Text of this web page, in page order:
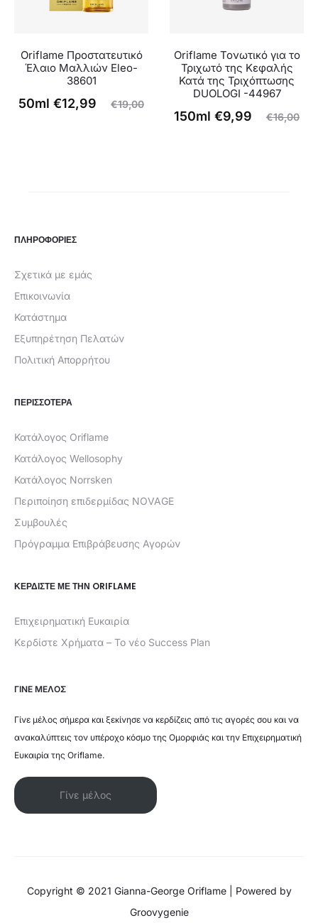
Oriflame Προστατευτικό
Έλαιο Μαλλιών Eleo-
38601
€19,00
Original
€12,99
Η
50ml
Oriflame Τονωτικό για το
Τριχωτό της Κεφαλής
Κατά της Τριχόπτωσης
DUOLOGI -44967
€16,00
Original
€9,99
Η
150ml
ΠΛΗΡΟΦΟΡΙΕΣ
Σχετικά με εμάς
Επικοινωνία
Κατάστημα
Εξυπηρέτηση Πελατών
Πολιτική Απορρήτου
ΠΕΡΙΣΣΟΤΕΡΑ
Κατάλογος Oriflame
Κατάλογος Wellosophy
Κατάλογος Norrsken
Περιποίηση επιδερμίδας NOVAGE
Συμβουλές
Πρόγραμμα Επιβράβευσης Αγορών
ΚΕΡΔΊΣΤΕ ΜΕ ΤΗΝ ORIFLAME
Επιχειρηματική Ευκαιρία
Κερδίστε Χρήματα – Το νέο Success Plan
ΓΙΝΕ ΜΕΛΟΣ
Γίνε μέλος σήμερα και ξεκίνησε να κερδίζεις από τις αγορές σου και να
ανακαλύπτεις τον υπέροχο κόσμο της Ομορφιάς και την Επιχειρηματική
Ευκαιρία της Oriflame.
Γίνε μέλος
Copyright © 2021 Gianna-George Oriflame | Powered by
Groovygenie